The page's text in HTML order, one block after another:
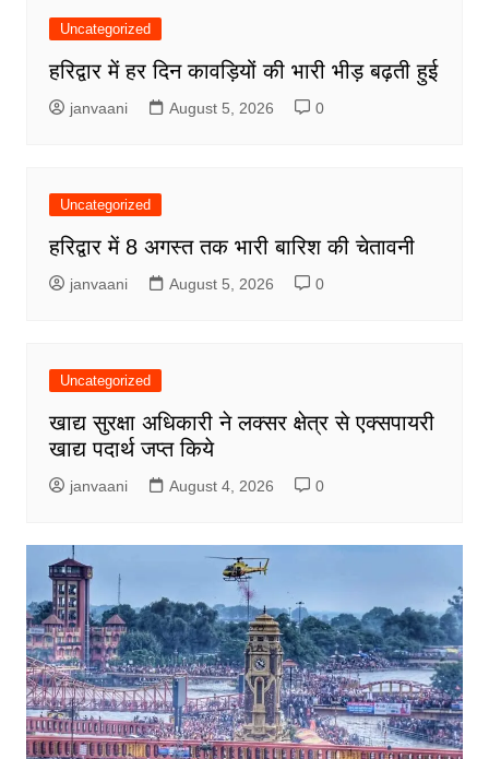
Uncategorized
हरिद्वार में हर दिन कावड़ियों की भारी भीड़ बढ़ती हुई
janvaani August 5, 2026 0
Uncategorized
हरिद्वार में 8 अगस्त तक भारी बारिश की चेतावनी
janvaani August 5, 2026 0
Uncategorized
खाद्य सुरक्षा अधिकारी ने लक्सर क्षेत्र से एक्सपायरी
खाद्य पदार्थ जप्त किये
janvaani August 4, 2026 0